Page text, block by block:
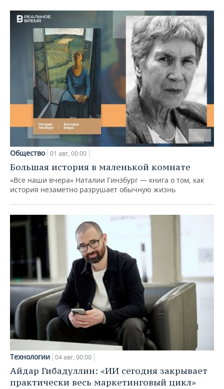
Общество 01 авг, 00:00
Большая история в маленькой комнате
«Все наши вчера» Наталии Гинзбург — книга о том, как
история незаметно разрушает обычную жизнь
Технологии 04 авг, 00:00
Айдар Гибадуллин: «ИИ сегодня закрывает
практически весь маркетинговый цикл»